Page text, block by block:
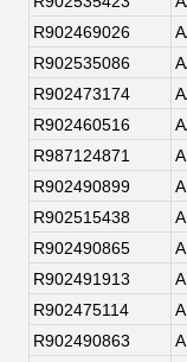
R902469026
R902535086
R902473174
R902460516
R987124871
R902490899
R902515438
R902490865
R902491913
R902475114
R902490863